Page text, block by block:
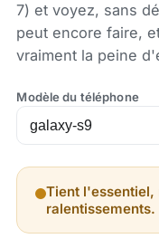
7) et voyez, sans
peut encore faire,
vraiment la peine
Modèle du téléphone
Tient l'essentiel,
ralentissements.